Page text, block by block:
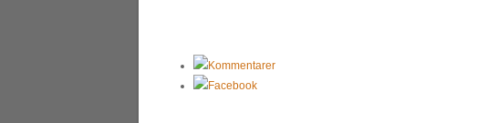
Kommentarer
Facebook